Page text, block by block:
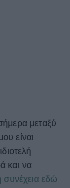
μεταξύ
είναι
και να
συνέχεια εδώ